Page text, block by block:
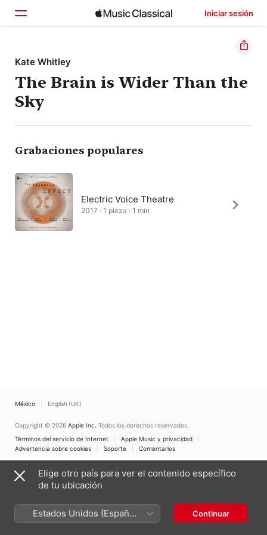
Iniciar sesión
Inicio
Explorar
Buscar
Kate Whitley
The Brain is Wider Than the
Sky
Grabaciones populares
Electric Voice Theatre
2017 · 1 pieza · 1 min
México English (UK)
Copyright © 2026 Apple Inc. Todos los derechos reservados.
Términos del servicio de Internet
Apple Music y privacidad
Advertencia sobre cookies
Soporte Comentarios
Elige otro país para ver el contenido específico
de tu ubicación
Estados Unidos (Español
México)
Continuar